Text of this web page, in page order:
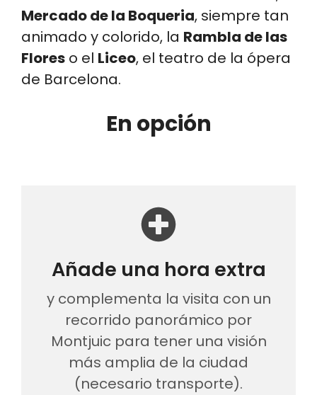
Mercado de la Boqueria, siempre tan
animado y colorido, la Rambla de las
Flores o el Liceo, el teatro de la ópera
de Barcelona.
En opción
Añade una hora extra
y complementa la visita con un
recorrido panorámico por
Montjuic para tener una visión
más amplia de la ciudad
(necesario transporte).